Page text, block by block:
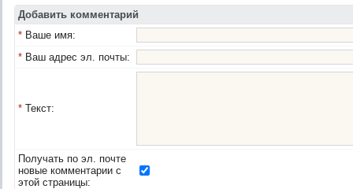
Добавить комментарий
* Ваше имя:
* Ваш адрес эл. почты:
* Текст:
Получать по эл. почте
новые комментарии с
этой страницы: